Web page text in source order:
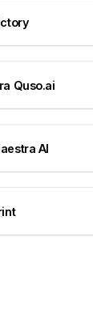
Quso.ai
AI